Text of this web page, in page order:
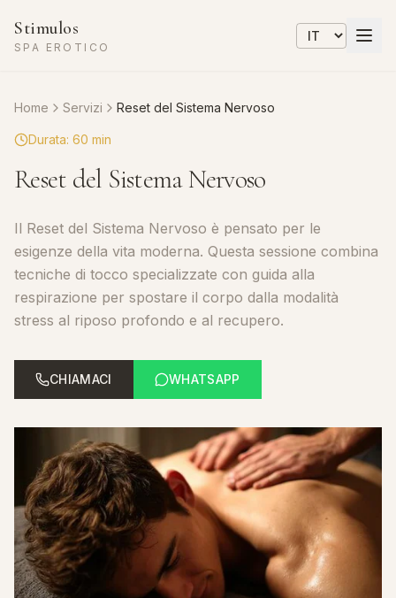
Stimulos
SPA EROTICO
Home Servizi Reset del Sistema Nervoso
Durata: 60 min
Reset del Sistema Nervoso
Il Reset del Sistema Nervoso è pensato per le
esigenze della vita moderna. Questa sessione combina
tecniche di tocco specializzate con guida alla
respirazione per spostare il corpo dalla modalità
stress al riposo profondo e al recupero.
CHIAMACI WHATSAPP